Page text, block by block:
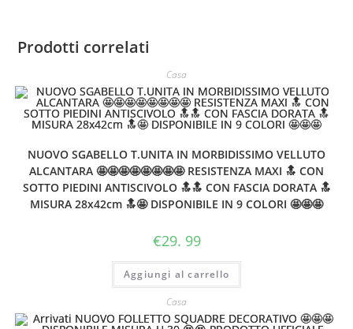
Prodotti correlati
Casa
NUOVO SGABELLO T.UNITA IN MORBIDISSIMO VELLUTO
ALCANTARA 🤩🤩🤩🤩🤩🤩🤩🤩 RESISTENZA MAXI 🔝 CON
SOTTO PIEDINI ANTISCIVOLO 🔝🔝 CON FASCIA DORATA 🔝
MISURA 28x42cm 🔝🤩 DISPONIBILE IN 9 COLORI 🤩🤩🤩
€29. 99
Aggiungi al carrello
Casa